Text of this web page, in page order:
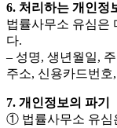
6. 처리하는 개인정
법률사무소 유심은
다.
– 성명, 생년월일,
주소, 신용카드번호
7. 개인정보의 파기
① 법률사무소 유심